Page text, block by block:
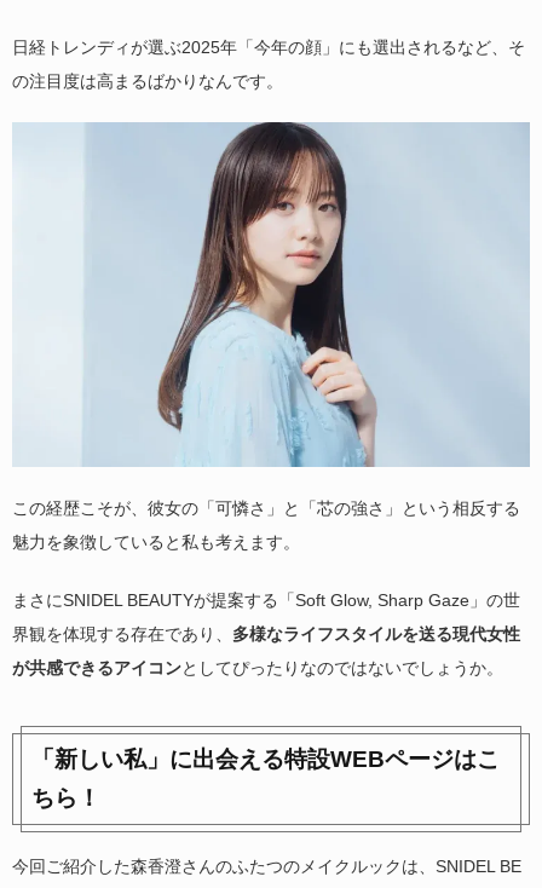
日経トレンディが選ぶ2025年「今年の顔」にも選出されるなど、そ
の注目度は高まるばかりなんです。
この経歴こそが、彼女の「可憐さ」と「芯の強さ」という相反する
魅力を象徴していると私も考えます。
まさにSNIDEL BEAUTYが提案する「Soft Glow, Sharp Gaze」の世
界観を体現する存在であり、 多様なライフスタイルを送る現代女性
が共感できるアイコンとしてぴったりなのではないでしょうか。
「新しい私」に出会える特設WEBページはこ
ちら！
今回ご紹介した森香澄さんのふたつのメイクルックは、SNIDEL BE